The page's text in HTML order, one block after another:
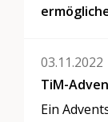
03.11.2022
TiM-
Ein